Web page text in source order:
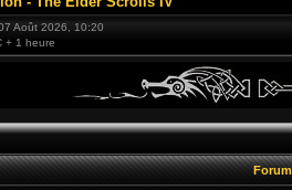
Août 2026, 10:20
+ 1 heure